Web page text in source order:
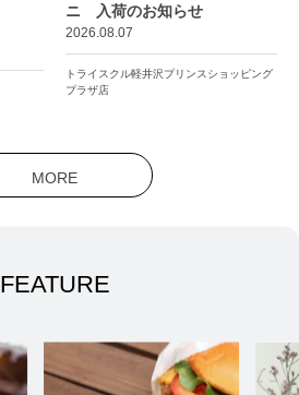
ニ 入荷のお知らせ
2026.08.07
トライスクル軽井沢プリンスショッピング
プラザ店
MORE
FEATURE